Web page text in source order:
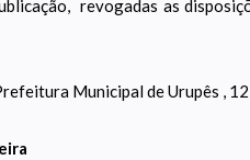
revogadas as
Municipal de Urupês ,